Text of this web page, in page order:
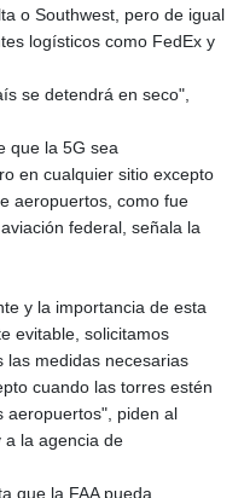
o Southwest, pero de igual
logísticos como FedEx y
se detendrá en seco",
que la 5G sea
en cualquier sitio excepto
aeropuertos, como fue
federal, señala la
y la importancia de esta
evitable, solicitamos
las medidas necesarias
cuando las torres estén
aeropuertos", piden al
a la agencia de
que la FAA pueda